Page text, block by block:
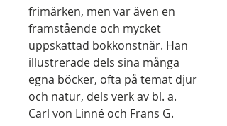
frimärken, men var även en
framstående och mycket
uppskattad bokkonstnär. Han
illustrerade dels sina många
egna böcker, ofta på temat djur
och natur, dels verk av bl. a.
Carl von Linné och Frans G.